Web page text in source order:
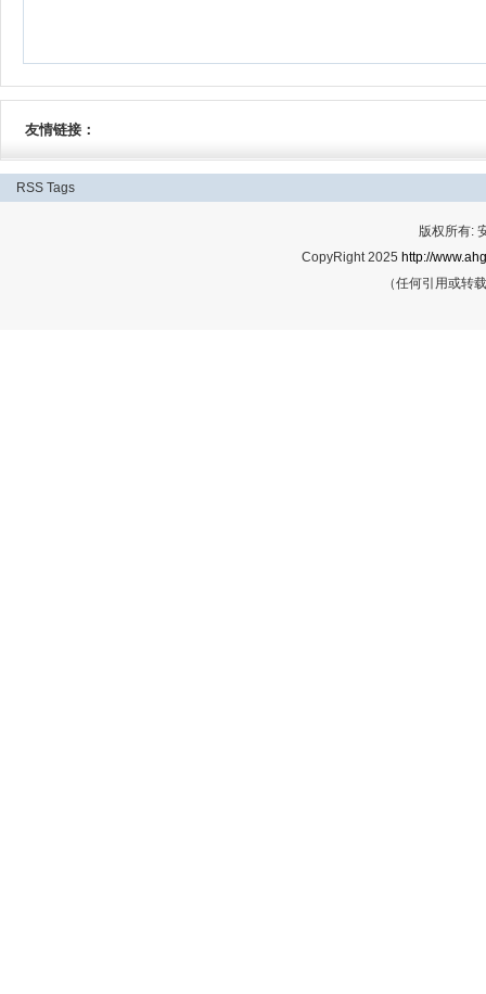
友情链接：
RSS Tags
版权所有:
CopyRight 2025 http://
（任何引用或转